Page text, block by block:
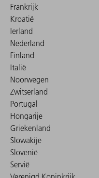
Frankrijk
Kroatië
Ierland
Nederland
Finland
Italië
Noorwegen
Zwitserland
Portugal
Hongarije
Griekenland
Slowakije
Slovenië
Servië